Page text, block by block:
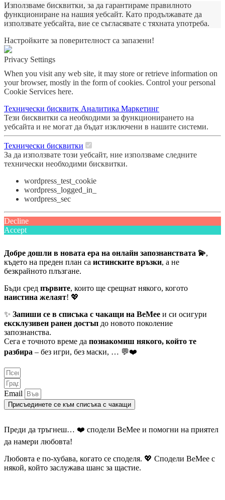
Използваме бисквитки, за да гарантираме правилното
функциониране на нашия уебсайт. Като продължавате да
използвате уебсайта, вие се съгласявате с тяхната употреба.
Настройките за поверителност са запазени!
Privacy Settings
When you visit any web site, it may store or retrieve information on
your browser, mostly in the form of cookies. Control your personal
Cookie Services here.
Технически бисквитк Аналитика Маркетинг
Тези бисквитки са необходими за функционирането на
уебсайта и не могат да бъдат изключени в нашите системи.
Технически бисквитки
За да използвате този уебсайт, ние използваме следните
технически необходими бисквитки.
wordpress_test_cookie
wordpress_logged_in_
wordpress_sec
Decline
Accept
Добре дошли в новата ера на онлайн запознанствата 💫,
където на преден план са истинските връзки, а не
безкрайното плъзгане.
Бъди сред първите, които ще срещнат някого, когото
наистина желаят! 💖
✨ Запиши се в списъка с чакащи на BeMee и си осигури
ексклузивен ранен достъп до новото поколение
запознанства.
Сега е точното време да познакомиш някого, който те
разбира – без игри, без маски, … 💬❤️
Email
Присъединете се към списъка с чакащи
Преди да тръгнеш… ❤️ сподели BeMee и помогни на приятел
да намери любовта!
Любовта е по-хубава, когато се споделя. 💖 Сподели BeMee с
някой, който заслужава шанс за щастие.